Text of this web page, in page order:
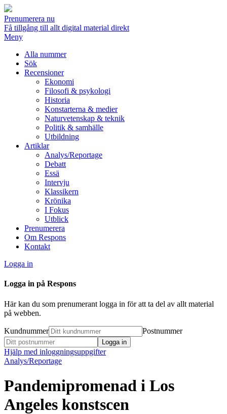
Prenumerera nu
Få tillgång till allt digital material direkt
Meny
Alla nummer
Sök
Recensioner
Ekonomi
Filosofi & psykologi
Historia
Konstarterna & medier
Naturvetenskap & teknik
Politik & samhälle
Utbildning
Artiklar
Analys/Reportage
Debatt
Essä
Intervju
Klassikern
Krönika
I Fokus
Utblick
Prenumerera
Om Respons
Kontakt
Logga in
Logga in på Respons
Här kan du som prenumerant logga in för att ta del av allt material
på webben.
Kundnummer Postnummer
Hjälp med inloggningsuppgifter
Analys/Reportage
Pandemipromenad i Los
Angeles konstscen